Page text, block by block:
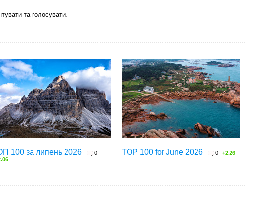
та голосувати.
100 за липень 2026
0
TOP 100 for June 2026 0 +2.26